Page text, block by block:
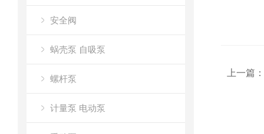
安全阀
蜗壳泵 自吸泵
螺杆泵
计量泵 电动泵
上一篇：